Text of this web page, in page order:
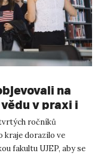
na
v praxi i
ročníků
kraje dorazilo ve
fakultu UJEP, aby se